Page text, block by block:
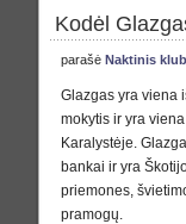
Kodėl
parašė Naktinis
Glazgas yra viena
mokytis ir yra
Karalystėje.
bankai ir yra
priemones,
pramogų.